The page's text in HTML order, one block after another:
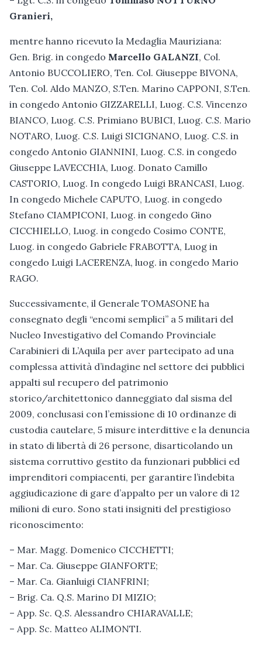
Granieri,
mentre hanno ricevuto la Medaglia Mauriziana:
Gen. Brig. in congedo Marcello GALANZI, Col.
Antonio BUCCOLIERO, Ten. Col. Giuseppe BIVONA,
Ten. Col. Aldo MANZO, S.Ten. Marino CAPPONI, S.Ten.
in congedo Antonio GIZZARELLI, Luog. C.S. Vincenzo
BIANCO, Luog. C.S. Primiano BUBICI, Luog. C.S. Mario
NOTARO, Luog. C.S. Luigi SICIGNANO, Luog. C.S. in
congedo Antonio GIANNINI, Luog. C.S. in congedo
Giuseppe LAVECCHIA, Luog. Donato Camillo
CASTORIO, Luog. In congedo Luigi BRANCASI, Luog.
In congedo Michele CAPUTO, Luog. in congedo
Stefano CIAMPICONI, Luog. in congedo Gino
CICCHIELLO, Luog. in congedo Cosimo CONTE,
Luog. in congedo Gabriele FRABOTTA, Luog in
congedo Luigi LACERENZA, luog. in congedo Mario
RAGO.
Successivamente, il Generale TOMASONE ha
consegnato degli “encomi semplici” a 5 militari del
Nucleo Investigativo del Comando Provinciale
Carabinieri di L’Aquila per aver partecipato ad una
complessa attività d’indagine nel settore dei pubblici
appalti sul recupero del patrimonio
storico/architettonico danneggiato dal sisma del
2009, conclusasi con l’emissione di 10 ordinanze di
custodia cautelare, 5 misure interdittive e la denuncia
in stato di libertà di 26 persone, disarticolando un
sistema corruttivo gestito da funzionari pubblici ed
imprenditori compiacenti, per garantire l’indebita
aggiudicazione di gare d’appalto per un valore di 12
milioni di euro. Sono stati insigniti del prestigioso
riconoscimento:
– Mar. Magg. Domenico CICCHETTI;
– Mar. Ca. Giuseppe GIANFORTE;
– Mar. Ca. Gianluigi CIANFRINI;
– Brig. Ca. Q.S. Marino DI MIZIO;
– App. Sc. Q.S. Alessandro CHIARAVALLE;
– App. Sc. Matteo ALIMONTI.